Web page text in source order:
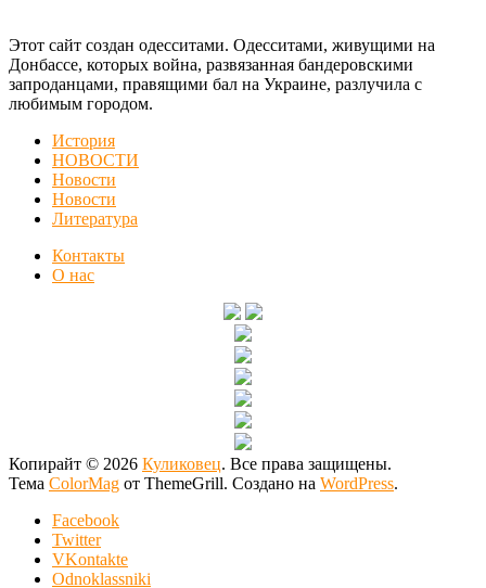
Этот сайт создан одесситами. Одесситами, живущими на
Донбассе, которых война, развязанная бандеровскими
запроданцами, правящими бал на Украине, разлучила с
любимым городом.
История
НОВОСТИ
Новости
Новости
Литература
Контакты
О нас
Копирайт © 2026 Куликовец. Все права защищены.
Тема ColorMag от ThemeGrill. Создано на WordPress.
Facebook
Twitter
VKontakte
Odnoklassniki